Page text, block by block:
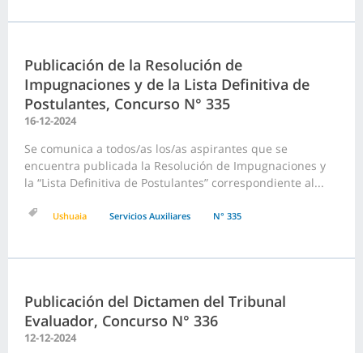
Publicación de la Resolución de
Impugnaciones y de la Lista Definitiva de
Postulantes, Concurso N° 335
16-12-2024
Se comunica a todos/as los/as aspirantes que se
encuentra publicada la Resolución de Impugnaciones y
la “Lista Definitiva de Postulantes” correspondiente al...
Ushuaia Servicios Auxiliares N° 335
Publicación del Dictamen del Tribunal
Evaluador, Concurso N° 336
12-12-2024